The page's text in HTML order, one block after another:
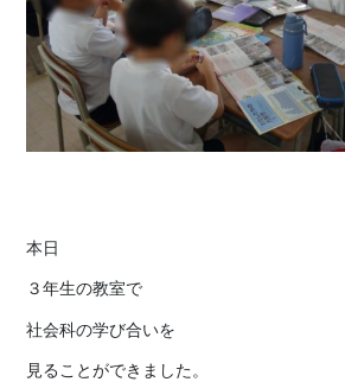
本日
３年生の教室で
社会科の学び合いを
見ることができました。